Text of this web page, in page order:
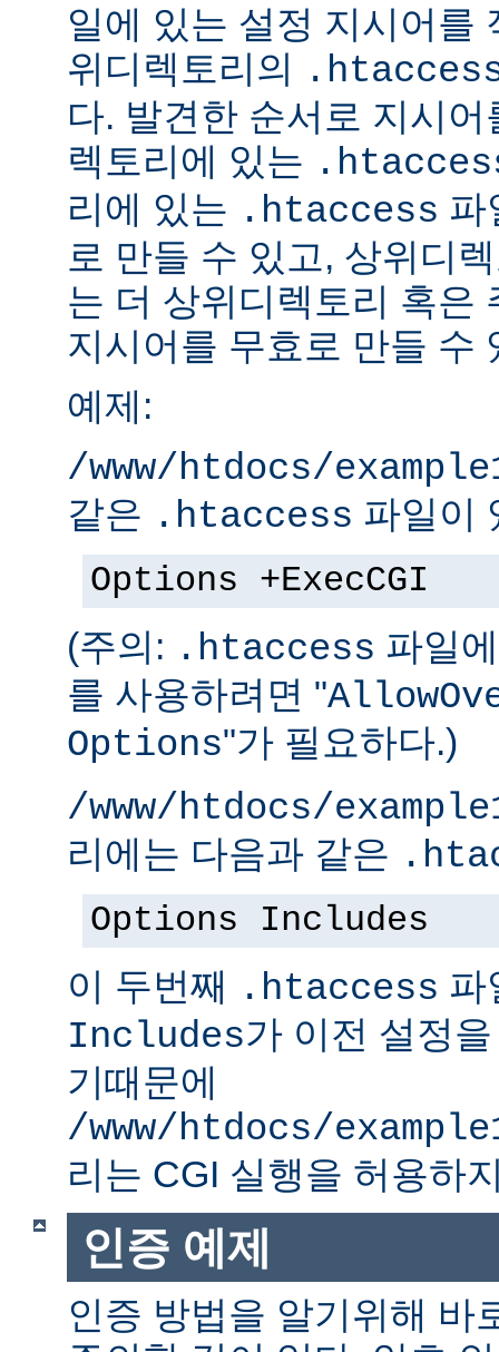
일에 있는 설정 지시어를
위디렉토리의
다. 발견한 순서로 지시
렉토리에 있는
리에 있는 .htaccess 파
로 만들 수 있고, 상위디
는 더 상위디렉토리 혹은
지시어를 무효로 만들 수
예제:
/www/htdocs/
같은 .htaccess 파일이
Options +ExecCGI
(주의: .htaccess 파일
를 사용하려면 "
Options"가 필요하다.)
/www/htdocs/
리에는 다음과 같은
Options Includes
이 두번째 .htaccess
Includes가 이전 설정
기때문에
/www/htdocs/
리는 CGI 실행을 허용하
인증 예제
인증 방법을 알기위해 바